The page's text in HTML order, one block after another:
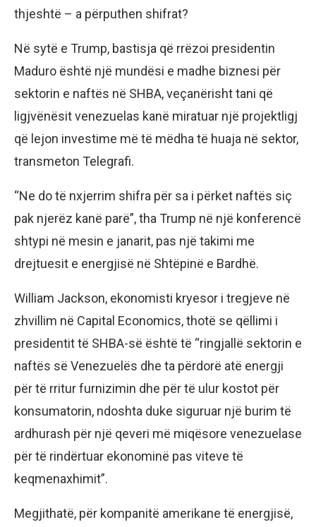
thjeshtë – a përputhen shifrat?
Në sytë e Trump, bastisja që rrëzoi presidentin
Maduro është një mundësi e madhe biznesi për
sektorin e naftës në SHBA, veçanërisht tani që
ligjvënësit venezuelas kanë miratuar një projektligj
që lejon investime më të mëdha të huaja në sektor,
transmeton Telegrafi.
“Ne do të nxjerrim shifra për sa i përket naftës siç
pak njerëz kanë parë”, tha Trump në një konferencë
shtypi në mesin e janarit, pas një takimi me
drejtuesit e energjisë në Shtëpinë e Bardhë.
William Jackson, ekonomisti kryesor i tregjeve në
zhvillim në Capital Economics, thotë se qëllimi i
presidentit të SHBA-së është të “ringjallë sektorin e
naftës së Venezuelës dhe ta përdorë atë energji
për të rritur furnizimin dhe për të ulur kostot për
konsumatorin, ndoshta duke siguruar një burim të
ardhurash për një qeveri më miqësore venezuelase
për të rindërtuar ekonominë pas viteve të
keqmenaxhimit”.
Megjithatë, për kompanitë amerikane të energjisë,